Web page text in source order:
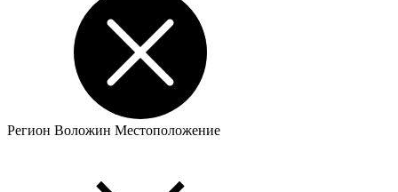
Регион Воложин Местоположение